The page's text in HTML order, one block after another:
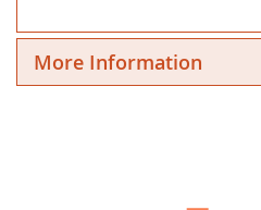
More Information